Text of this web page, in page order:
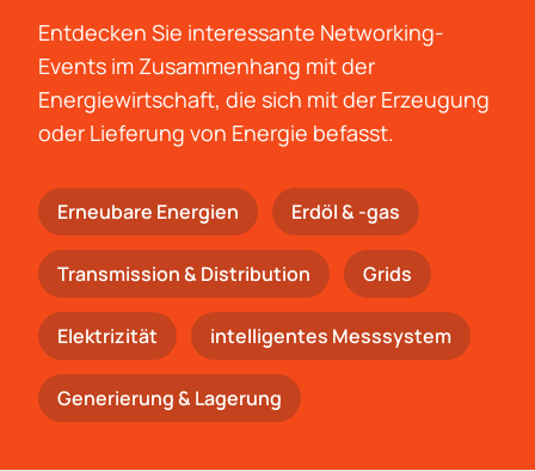
Entdecken Sie interessante Networking-
Events im Zusammenhang mit der
Energiewirtschaft, die sich mit der Erzeugung
oder Lieferung von Energie befasst.
Erneubare Energien Erdöl & -gas
Trans­mis­si­on & Distribution Grids
Elektrizität intelligentes Messsystem
Generierung & Lagerung